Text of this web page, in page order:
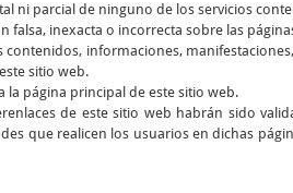
ni parcial de ninguno de los servicios
falsa, inexacta o incorrecta sobre las
informaciones,
sitio web.
la página principal de este sitio web.
de este sitio web habrán sido
que realicen los usuarios en dichas